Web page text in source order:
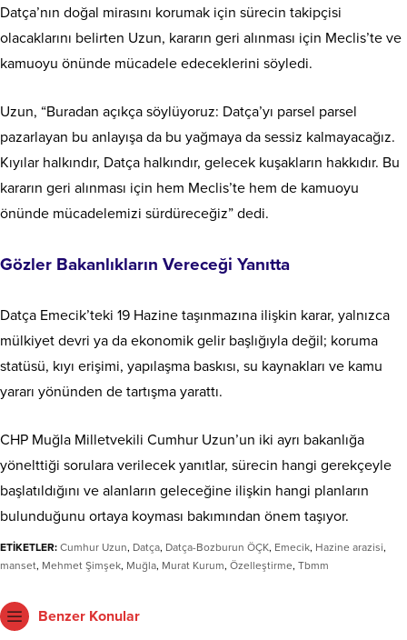
Datça’nın doğal mirasını korumak için sürecin takipçisi
olacaklarını belirten Uzun, kararın geri alınması için Meclis’te ve
kamuoyu önünde mücadele edeceklerini söyledi.
Uzun, “Buradan açıkça söylüyoruz: Datça’yı parsel parsel
pazarlayan bu anlayışa da bu yağmaya da sessiz kalmayacağız.
Kıyılar halkındır, Datça halkındır, gelecek kuşakların hakkıdır. Bu
kararın geri alınması için hem Meclis’te hem de kamuoyu
önünde mücadelemizi sürdüreceğiz” dedi.
Gözler Bakanlıkların Vereceği Yanıtta
Datça Emecik’teki 19 Hazine taşınmazına ilişkin karar, yalnızca
mülkiyet devri ya da ekonomik gelir başlığıyla değil; koruma
statüsü, kıyı erişimi, yapılaşma baskısı, su kaynakları ve kamu
yararı yönünden de tartışma yarattı.
CHP Muğla Milletvekili Cumhur Uzun’un iki ayrı bakanlığa
yönelttiği sorulara verilecek yanıtlar, sürecin hangi gerekçeyle
başlatıldığını ve alanların geleceğine ilişkin hangi planların
bulunduğunu ortaya koyması bakımından önem taşıyor.
ETİKETLER: Cumhur Uzun, Datça, Datça-Bozburun ÖÇK, Emecik, Hazine arazisi,
manset, Mehmet Şimşek, Muğla, Murat Kurum, Özelleştirme, Tbmm
Benzer Konular